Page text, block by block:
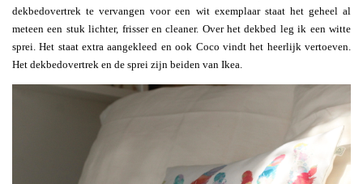
dekbedovertrek te vervangen voor een wit exemplaar staat het geheel al
meteen een stuk lichter, frisser en cleaner. Over het dekbed leg ik een witte
sprei. Het staat extra aangekleed en ook Coco vindt het heerlijk vertoeven.
Het dekbedovertrek en de sprei zijn beiden van Ikea.